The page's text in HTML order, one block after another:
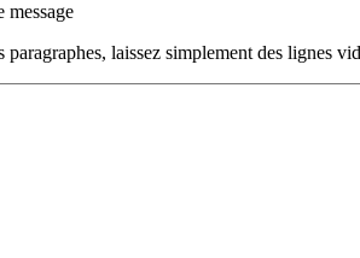
message
paragraphes, laissez simplement des lignes